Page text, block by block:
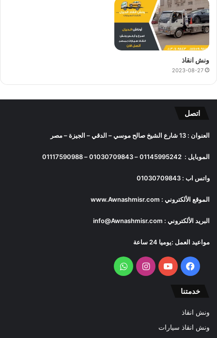
ونش انقاذ
2023-08-27
اتصل
العنوان : 13 شارع الشيخ صالح موسي – الدقي – الجيزة – مصر
الموبايل : 01145995242
–
01030709843
–
01117590988
واتس اب : 01030709843
الموقع الألكتروني : www.Awnashmisr.com
البريد الألكتروني : info@Awnashmisr.com
مواعيد العمل :يوميا 24 ساعة
فيسبوكيوتيوب انستقرامواتساب
خدمتنا
ونش انقاذ
ونش انقاذ سيارات